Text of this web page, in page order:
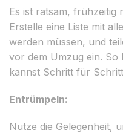
Es ist ratsam, frühzeitig
Erstelle eine Liste mit
werden müssen, und
vor dem Umzug ein.
kannst Schritt für
Entrümpeln:
Nutze die Gelegenheit,